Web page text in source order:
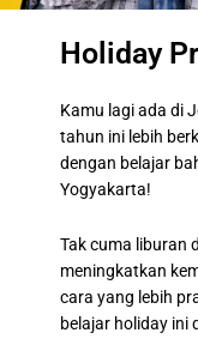
Holiday
Kamu lagi ada di
tahun ini lebih
dengan belajar
Yogyakarta!
Tak cuma liburan
meningkatkan
cara yang lebih
belajar holiday ini